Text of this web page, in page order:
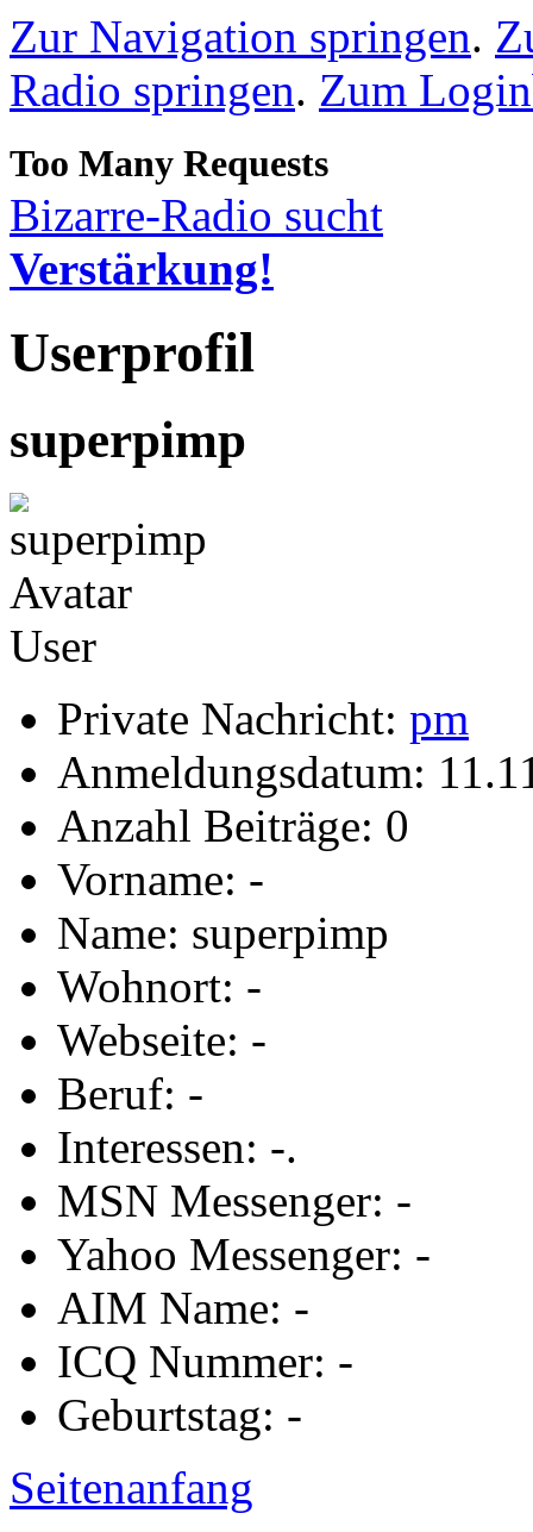
Zur Navigation springen.
Radio springen. Zum
Bizarre-Radio sucht
Verstärkung!
Userprofil
superpimp
User
Private Nachricht: pm
Anmeldungsdatum:
Anzahl Beiträge: 0
Vorname: -
Name: superpimp
Wohnort: -
Webseite: -
Beruf: -
Interessen: -.
MSN Messenger: -
Yahoo Messenger: -
AIM Name: -
ICQ Nummer: -
Geburtstag: -
Seitenanfang